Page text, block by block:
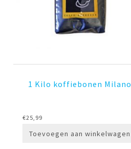
1 Kilo koffiebonen Milano
€25,99
Toevoegen aan winkelwagen